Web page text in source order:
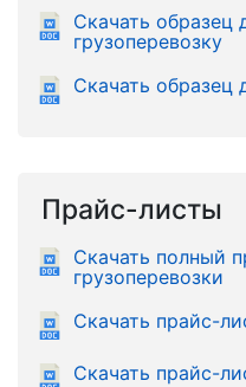
Скачать образец
грузоперевозку
Скачать образец
Прайс-листы
Скачать полный
грузоперевозки
Скачать прайс-
Скачать прайс-